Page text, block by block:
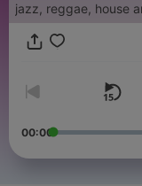
jazz, reggae, house
00:00